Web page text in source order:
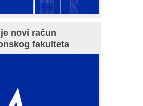
novi račun
fakulteta